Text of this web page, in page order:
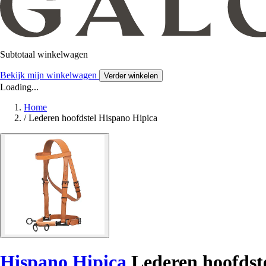
Subtotaal winkelwagen
Bekijk mijn winkelwagen Verder winkelen
Loading...
Home
/ Lederen hoofdstel Hispano Hipica
Hispano Hipica Lederen